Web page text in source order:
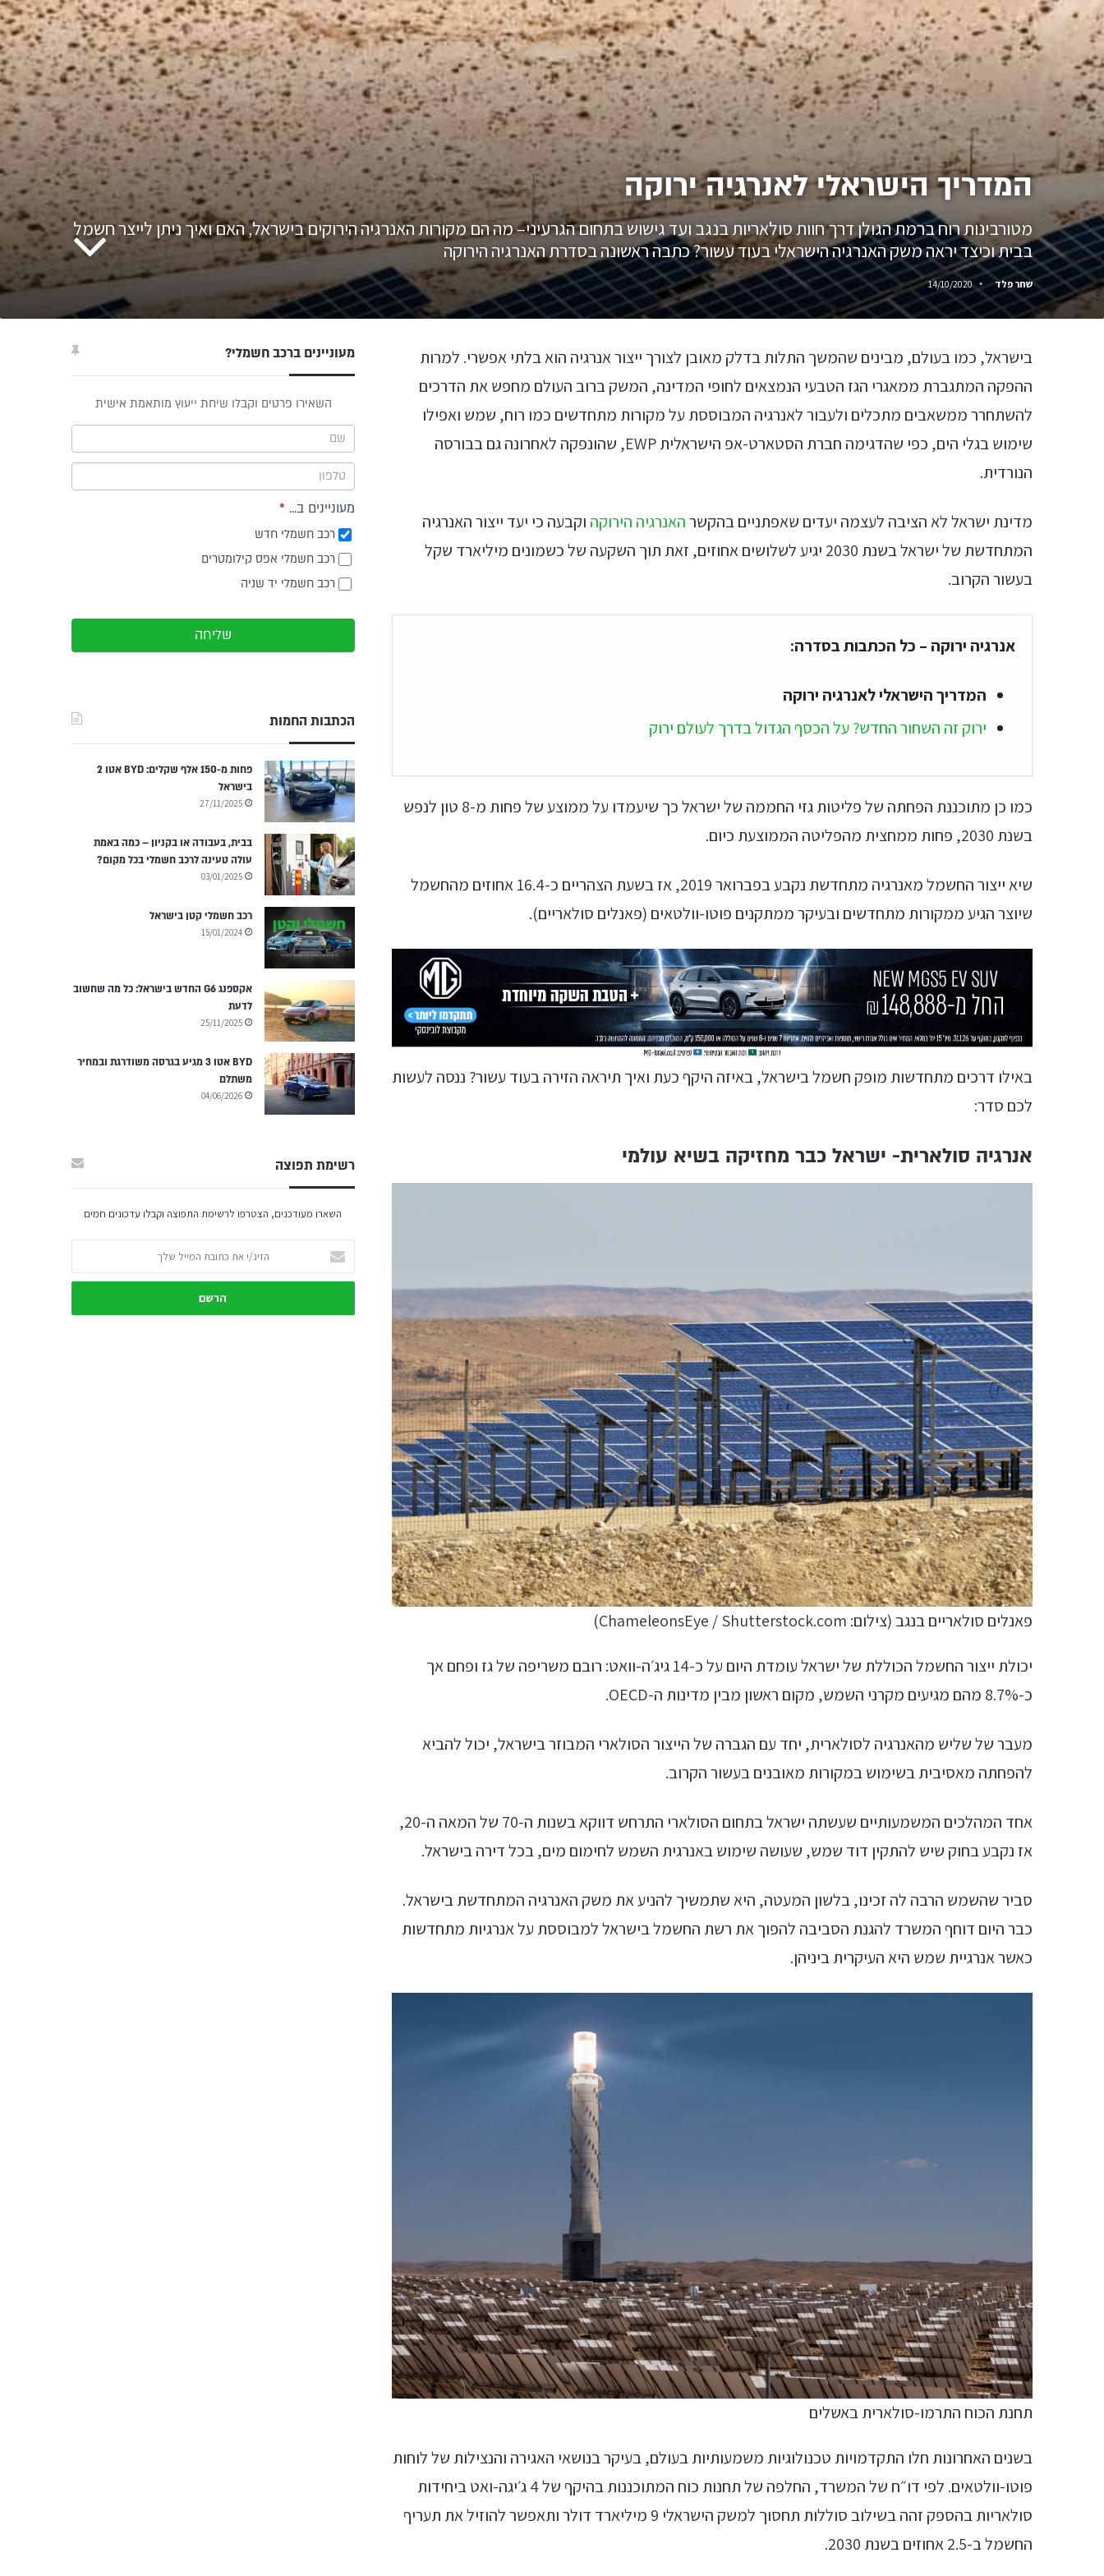
המדריך הישראלי לאנרגיה ירוקה
מטורבינות רוח ברמת הגולן דרך חוות סולאריות בנגב ועד גישוש בתחום הגרעיני– מה הם מקורות האנרגיה הירוקים בישראל, האם ואיך ניתן לייצר חשמל
בבית וכיצד יראה משק האנרגיה הישראלי בעוד עשור? כתבה ראשונה בסדרת האנרגיה הירוקה
שחר פלד 14/10/2020
בישראל, כמו בעולם, מבינים שהמשך התלות בדלק מאובן לצורך ייצור אנרגיה הוא בלתי אפשרי. למרות
ההפקה המתגברת ממאגרי הגז הטבעי הנמצאים לחופי המדינה, המשק ברוב העולם מחפש את הדרכים
להשתחרר ממשאבים מתכלים ולעבור לאנרגיה המבוססת על מקורות מתחדשים כמו רוח, שמש ואפילו
שימוש בגלי הים, כפי שהדגימה חברת הסטארט-אפ הישראלית EWP, שהונפקה לאחרונה גם בבורסה
הנורדית.
מדינת ישראל לא הציבה לעצמה יעדים שאפתניים בהקשרהאנרגיה הירוקה וקבעה כי יעד ייצור האנרגיה
המתחדשת של ישראל בשנת 2030 יגיע לשלושים אחוזים, זאת תוך השקעה של כשמונים מיליארד שקל
בעשור הקרוב.
אנרגיה ירוקה – כל הכתבות בסדרה:
המדריך הישראלי לאנרגיה ירוקה
ירוק זה השחור החדש? על הכסף הגדול בדרך לעולם ירוק
כמו כן מתוכננת הפחתה של פליטות גזי החממה של ישראל כך שיעמדו על ממוצע של פחות מ-8 טון לנפש
בשנת 2030, פחות ממחצית מהפליטה הממוצעת כיום.
שיא ייצור החשמל מאנרגיה מתחדשת נקבע בפברואר 2019, אז בשעת הצהריים כ-16.4 אחוזים מהחשמל
שיוצר הגיע ממקורות מתחדשים ובעיקר ממתקנים פוטו-וולטאים (פאנלים סולאריים).
באילו דרכים מתחדשות מופק חשמל בישראל, באיזה היקף כעת ואיך תיראה הזירה בעוד עשור? ננסה לעשות
לכם סדר:
אנרגיה סולארית- ישראל כבר מחזיקה בשיא עולמי
פאנלים סולאריים בנגב (צילום: ChameleonsEye / Shutterstock.com)
יכולת ייצור החשמל הכוללת של ישראל עומדת היום על כ-14 גיג׳ה-וואט: רובם משריפה של גז ופחם אך
כ-8.7% מהם מגיעים מקרני השמש, מקום ראשון מבין מדינות ה-OECD.
מעבר של שליש מהאנרגיה לסולארית, יחד עם הגברה של הייצור הסולארי המבוזר בישראל, יכול להביא
להפחתה מאסיבית בשימוש במקורות מאובנים בעשור הקרוב.
אחד המהלכים המשמעותיים שעשתה ישראל בתחום הסולארי התרחש דווקא בשנות ה-70 של המאה ה-20,
אז נקבע בחוק שיש להתקין דוד שמש, שעושה שימוש באנרגית השמש לחימום מים, בכל דירה בישראל.
סביר שהשמש הרבה לה זכינו, בלשון המעטה, היא שתמשיך להניע את משק האנרגיה המתחדשת בישראל.
כבר היום דוחף המשרד להגנת הסביבה להפוך את רשת החשמל בישראל למבוססת על אנרגיות מתחדשות
כאשר אנרגיית שמש היא העיקרית ביניהן.
תחנת הכוח התרמו-סולארית באשלים
בשנים האחרונות חלו התקדמויות טכנולוגיות משמעותיות בעולם, בעיקר בנושאי האגירה והנצילות של לוחות
פוטו-וולטאים. לפי דו״ח של המשרד, החלפה של תחנות כוח המתוכננות בהיקף של 4 ג׳יגה-ואט ביחידות
סולאריות בהספק זהה בשילוב סוללות תחסוך למשק הישראלי 9 מיליארד דולר ותאפשר להוזיל את תעריף
החשמל ב-2.5 אחוזים בשנת 2030.
מעוניינים ברכב חשמלי?
השאירו פרטים וקבלו שיחת ייעוץ מותאמת אישית
מעוניינים ב... *
רכב חשמלי חדש
רכב חשמלי אפס קילומטרים
רכב חשמלי יד שניה
שליחה
הכתבות החמות
פחות מ-150 אלף שקלים: BYD אטו 2
בישראל
27/11/2025
בבית, בעבודה או בקניון – כמה באמת
עולה טעינה לרכב חשמלי בכל מקום?
03/01/2025
רכב חשמלי קטן בישראל
15/01/2024
אקספנג G6 החדש בישראל: כל מה שחשוב
לדעת
25/11/2025
BYD אטו 3 מגיע בגרסה משודרגת ובמחיר
משתלם
04/06/2026
רשימת תפוצה
השארו מעודכנים, הצטרפו לרשימת התפוצה וקבלו עדכונים חמים
את
כתובת
שלך